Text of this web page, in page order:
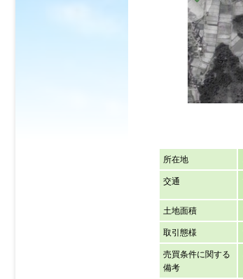
所在地
交通
土地面積
取引態様
売買条件に関する
備考